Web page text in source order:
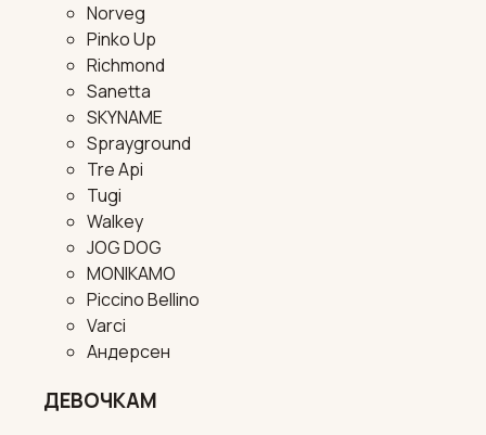
Norveg
Pinko Up
Richmond
Sanetta
SKYNAME
Sprayground
Tre Api
Tugi
Walkey
JOG DOG
MONIKAMO
Piccino Bellino
Varci
Андерсен
ДЕВОЧКАМ